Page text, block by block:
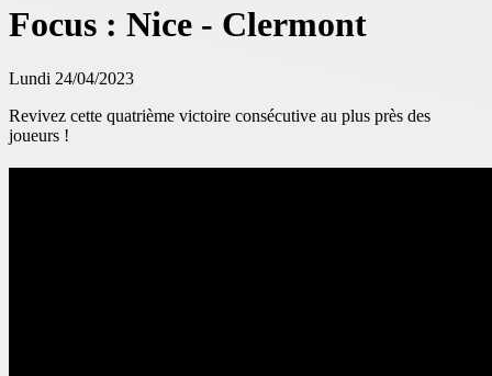
Focus : Nice - Clermont
Lundi 24/04/2023
Revivez cette quatrième victoire consécutive au plus près des
joueurs !